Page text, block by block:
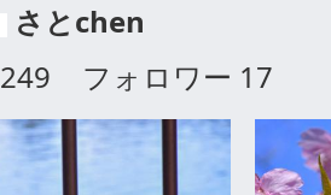
さとchen
249
フォロワー 17